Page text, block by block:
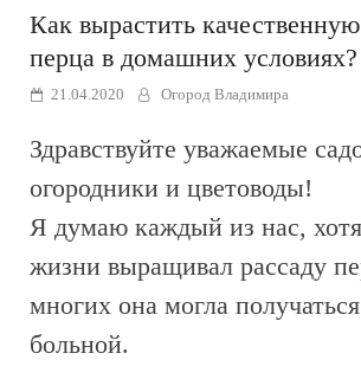
Как вырастить
перца в домашних условиях?
21.04.2020 Огород Владимира
Здравствуйте уважаемые
огородники и цветоводы!
Я думаю каждый из нас,
жизни выращивал рассаду
многих она могла
больной.